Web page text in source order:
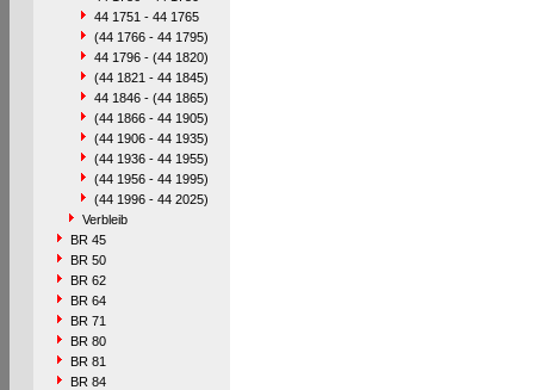
44 1751 - 44 1765
(44 1766 - 44 1795)
44 1796 - (44 1820)
(44 1821 - 44 1845)
44 1846 - (44 1865)
(44 1866 - 44 1905)
(44 1906 - 44 1935)
(44 1936 - 44 1955)
(44 1956 - 44 1995)
(44 1996 - 44 2025)
Verbleib
BR 45
BR 50
BR 62
BR 64
BR 71
BR 80
BR 81
BR 84